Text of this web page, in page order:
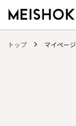
トップ マイページ